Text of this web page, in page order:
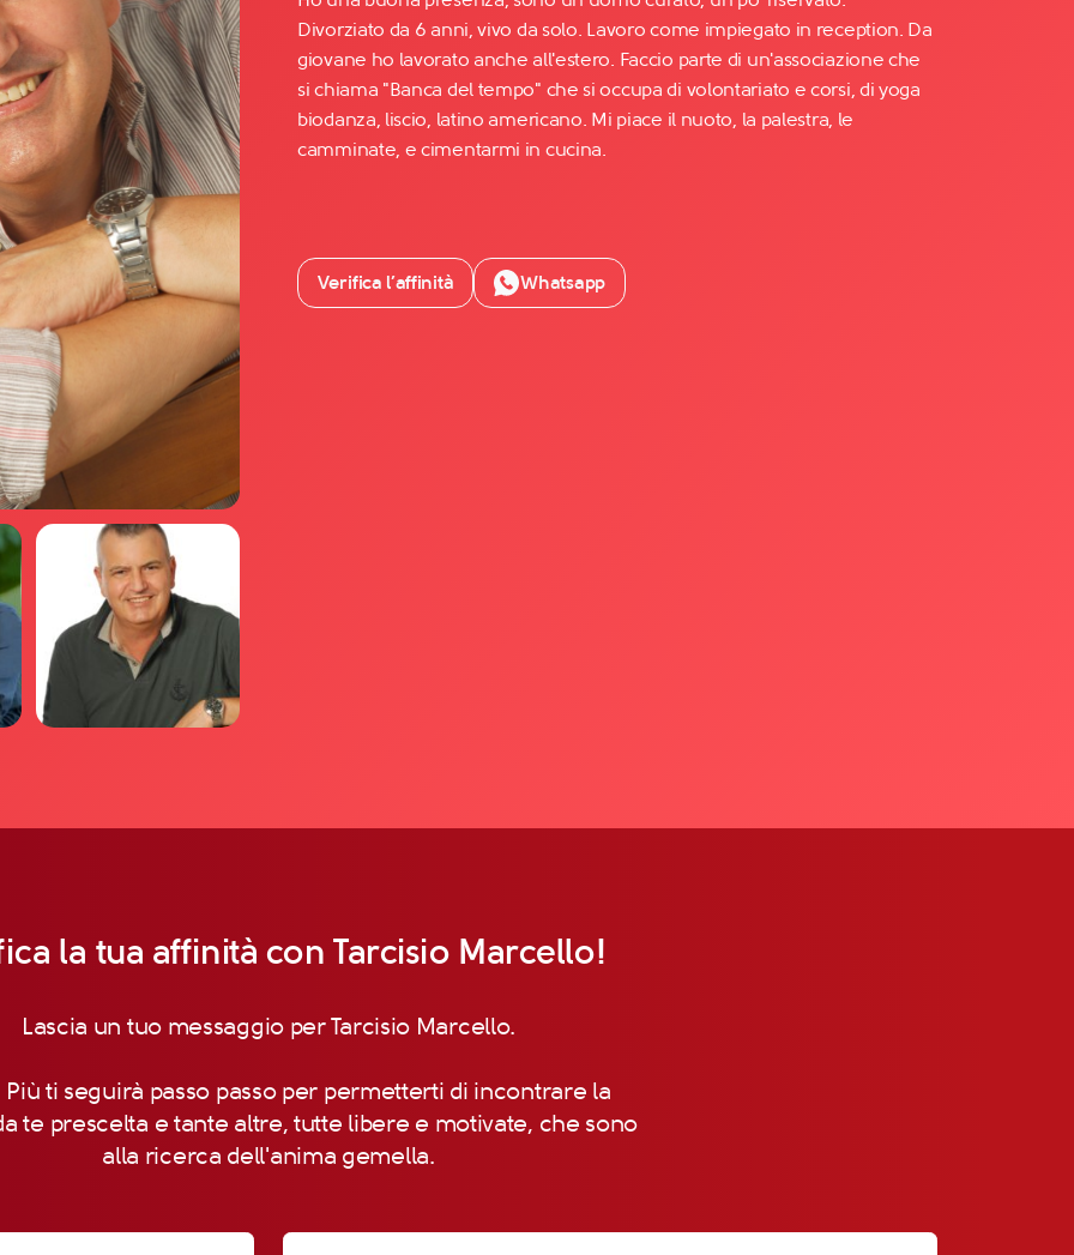
Facebook
YouTube
Instagram
Divorziato da 6 anni, vivo da solo. Lavoro come impiegato in reception. Da
giovane ho lavorato anche all'estero. Faccio parte di un'associazione che
si chiama "Banca del tempo" che si occupa di volontariato e corsi, di yoga
biodanza, liscio, latino americano. Mi piace il nuoto, la palestra, le
camminate, e cimentarmi in cucina.
Verifica l’affinità Whatsapp
la tua affinità con Tarcisio Marcello!
Lascia un tuo messaggio per Tarcisio Marcello.
Più ti seguirà passo passo per permetterti di incontrare la
te prescelta e tante altre, tutte libere e motivate, che sono
alla ricerca dell'anima gemella.